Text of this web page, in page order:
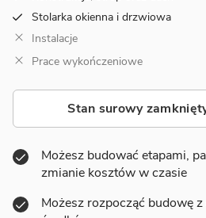
Stolarka okienna i drzwiowa
Instalacje
Prace wykończeniowe
Stan surowy
Możesz budować etapami,
zmianie kosztów w czasie
Możesz rozpocząć budowę